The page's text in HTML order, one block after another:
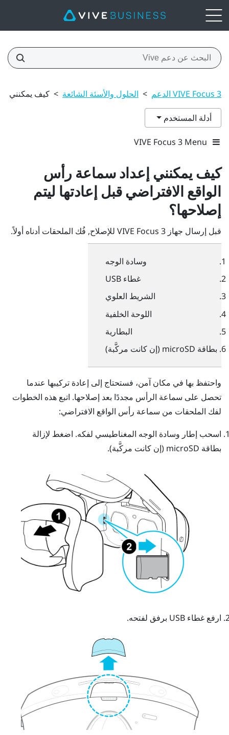
VIVE Focus 3 الدعم > الحلول والأسئة الشائعة > كيف يمكنني
أدلة المستخدم
VIVE Focus 3 Menu
كيف يمكنني إعداد سماعة رأس
الواقع الافتراضي قبل إعادتها ليتم
إصلاحها؟
قبل إرسال جهاز VIVE Focus 3 للإصلاح, فُك الملحقات أدناه أولاً.
وسادة الوجه
غطاء USB
الشريط العلوي
اللوحة الخلفية
البطارية
بطاقة microSD (إن كانت مركَّبة)
واحتفظ بها في مكان آمن، فستحتاج إلى إعادة تركيبها عندما
تحصل على سماعة الرأس مجددًا بعد إصلاحها. اتبع هذه الخطوات
لفك الملحقات من سماعة رأس الواقع الافتراضي:
اسحب إطار وسادة الوجه المغناطيسي لفكه. اضغط لإزالة
بطاقة microSD (إن كانت مركَّبة).
ارفع غطاء USB برفق لفتحه.